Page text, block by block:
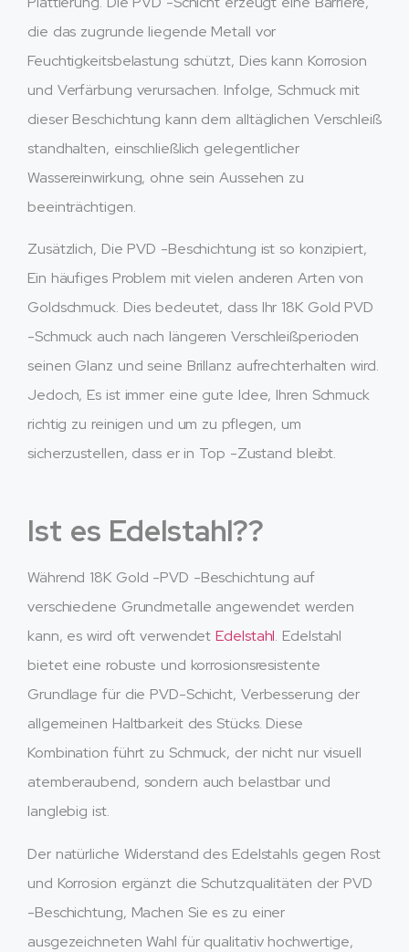
die das zugrunde liegende Metall vor
Feuchtigkeitsbelastung schützt, Dies kann Korrosion
und Verfärbung verursachen. Infolge, Schmuck mit
dieser Beschichtung kann dem alltäglichen Verschleiß
standhalten, einschließlich gelegentlicher
Wassereinwirkung, ohne sein Aussehen zu
beeinträchtigen.
Zusätzlich, Die PVD -Beschichtung ist so konzipiert,
Ein häufiges Problem mit vielen anderen Arten von
Goldschmuck. Dies bedeutet, dass Ihr 18K Gold PVD
-Schmuck auch nach längeren Verschleißperioden
seinen Glanz und seine Brillanz aufrechterhalten wird.
Jedoch, Es ist immer eine gute Idee, Ihren Schmuck
richtig zu reinigen und um zu pflegen, um
sicherzustellen, dass er in Top -Zustand bleibt.
Ist es Edelstahl??
Während 18K Gold -PVD -Beschichtung auf
verschiedene Grundmetalle angewendet werden
kann, es wird oft verwendetEdelstahl. Edelstahl
bietet eine robuste und korrosionsresistente
Grundlage für die PVD-Schicht, Verbesserung der
allgemeinen Haltbarkeit des Stücks. Diese
Kombination führt zu Schmuck, der nicht nur visuell
atemberaubend, sondern auch belastbar und
langlebig ist.
Der natürliche Widerstand des Edelstahls gegen Rost
und Korrosion ergänzt die Schutzqualitäten der PVD
-Beschichtung, Machen Sie es zu einer
ausgezeichneten Wahl für qualitativ hochwertige,